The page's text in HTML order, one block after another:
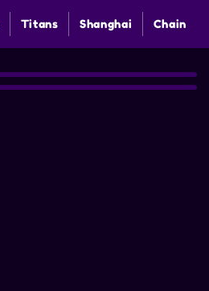
Titans Shanghai Chain